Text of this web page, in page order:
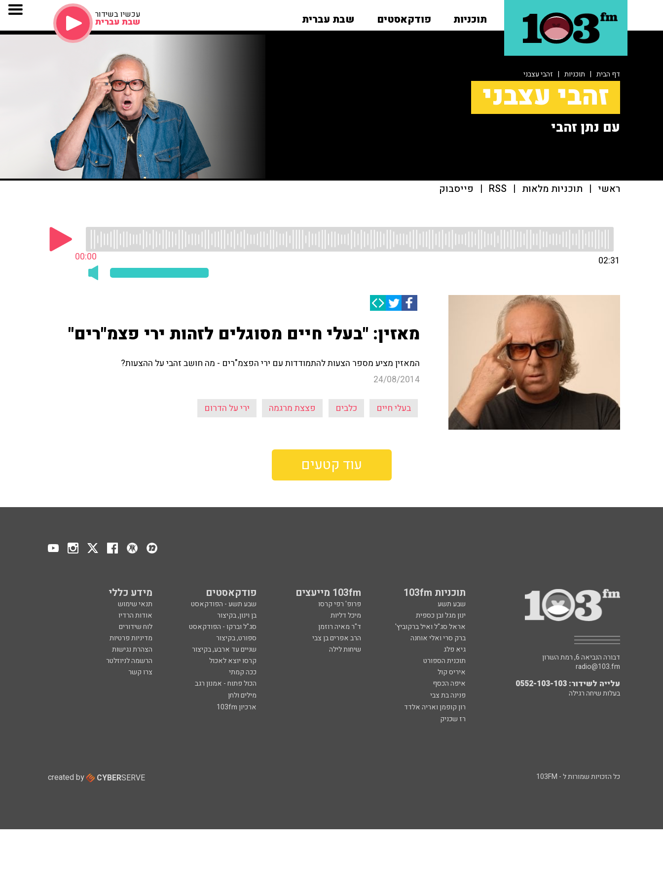
תוכניות פודקאסטים שבת עברית עכשיו בשידור
שבת עברית
דף הבית | תוכניות | זהבי עצבני
זהבי עצבני
עם נתן זהבי
ראשי | תוכניות מלאות |
RSS
| פייסבוק
00:00 02:31
מאזין: "בעלי חיים מסוגלים לזהות ירי פצמ"רים"
המאזין מציע מספר הצעות להתמודדות עם ירי הפצמ"רים - מה חושב זהבי על ההצעות?
24/08/2014
בעלי חיים כלבים פצצת מרגמה ירי על הדרום
עוד קטעים
תוכניות 103fm 103fm מייעצים פודקאסטים מידע כללי
שבע תשע פרופ' רפי קרסו שבע תשע - הפודקאסט
תנאי שימוש
ינון מגל ובן כספית
מיכל דליות בן וינון, בקיצור
אודות הרדיו
אראל סג"ל ואיל ברקוביץ'
ד"ר מאיה רוזמן סג"ל וברקו - הפודקאסט
לוח שידורים
ברק סרי ואלי אוחנה
הרב אפרים בן צבי ספורט, בקיצור
מדיניות פרטיות
גיא פלג
שיחות לילה שניים עד ארבע, בקיצור
הצהרת נגישות
תוכנית הספורט
קרסו יוצא לאכול
הרשמה לניוזלטר
איריס קול
ככה קמתי
צרו קשר
איפה הכסף
הכול פתוח - אמנון רגב
פנינה בת צבי
מילים ולחן
רון קופמן ואריה אלדד
ארכיון 103fm
רז שכניק
דבורה הנביאה 6, רמת השרון
radio@103.fm
עלייה לשידור: 0552-103-103
בעלות שיחה רגילה
כל הזכויות שמורות ל - 103FM created by CYBERSERVE